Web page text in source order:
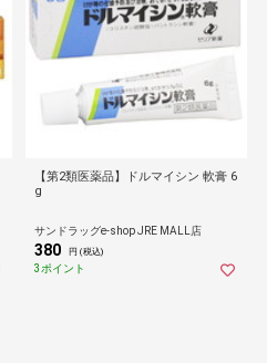
【第2類医薬品】ドルマイシン 軟膏 6
g
サンドラッグe-shop JRE MALL店
380 円 (税込)
3ポイント